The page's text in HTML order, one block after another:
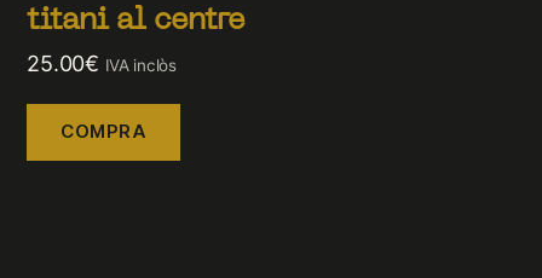
titani al centre
25.00€ IVA inclòs
COMPRA